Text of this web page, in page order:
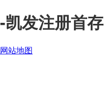
-凯发注册首存
网站地图